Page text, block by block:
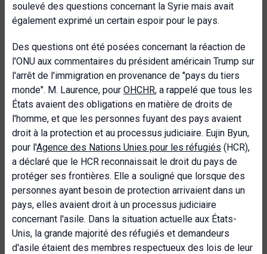
soulevé des questions concernant la Syrie mais avait
également exprimé un certain espoir pour le pays.
Des questions ont été posées concernant la réaction de
l'ONU aux commentaires du président américain Trump sur
l'arrêt de l'immigration en provenance de "pays du tiers
monde". M. Laurence, pour OHCHR, a rappelé que tous les
États avaient des obligations en matière de droits de
l'homme, et que les personnes fuyant des pays avaient
droit à la protection et au processus judiciaire. Eujin Byun,
pour l'Agence des Nations Unies pour les réfugiés (HCR),
a déclaré que le HCR reconnaissait le droit du pays de
protéger ses frontières. Elle a souligné que lorsque des
personnes ayant besoin de protection arrivaient dans un
pays, elles avaient droit à un processus judiciaire
concernant l'asile. Dans la situation actuelle aux États-
Unis, la grande majorité des réfugiés et demandeurs
d'asile étaient des membres respectueux des lois de leur